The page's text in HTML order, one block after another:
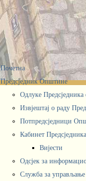
Почетна
Предсједник Општине
Одлуке
Извјештај о раду
Потпредсједници
Кабинет
Вијести
Одсјек за
Служба за